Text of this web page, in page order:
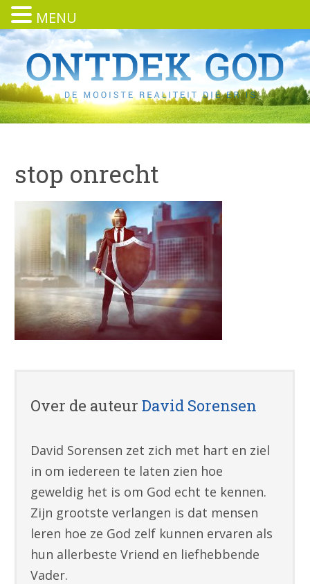
stop onrecht
Over de auteurDavid Sorensen
David Sorensen zet zich met hart en ziel
in om iedereen te laten zien hoe
geweldig het is om God echt te kennen.
Zijn grootste verlangen is dat mensen
leren hoe ze God zelf kunnen ervaren als
hun allerbeste Vriend en liefhebbende
Vader.
MENU